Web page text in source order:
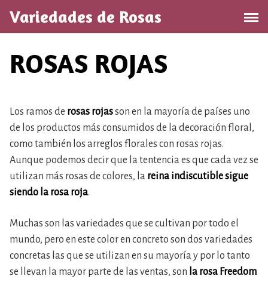
contenido
Variedades de Rosas
ROSAS ROJAS
Los ramos de rosas rojasson en la mayoría de países uno
de los productos más consumidos de la decoración floral,
como también los arreglos florales con rosas rojas.
Aunque podemos decir que la tentencia es que cada vez se
utilizan más rosas de colores, la reina indiscutible sigue
siendo la rosa roja.
Muchas son las variedades que se cultivan por todo el
mundo, pero en este color en concreto son dos variedades
concretas las que se utilizan en su mayoría y por lo tanto
se llevan la mayor parte de las ventas, son la rosa Freedom